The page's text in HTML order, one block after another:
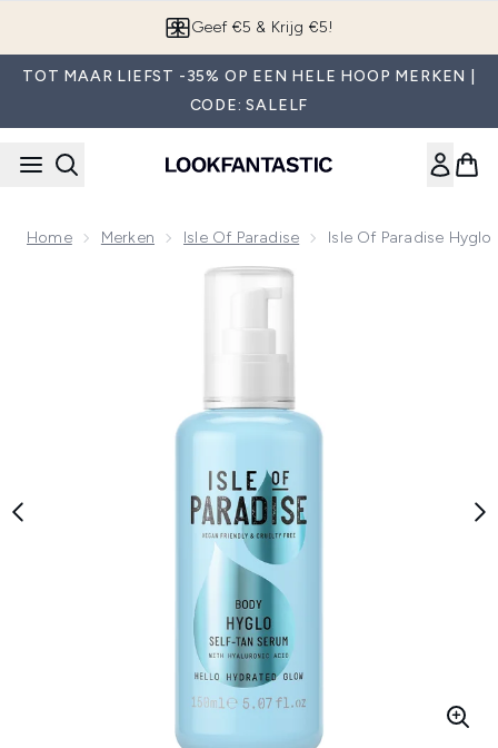
App downloaden
TOT MAAR LIEFST -35% OP EEN HELE HOOP MERKEN |
CODE: SALELF
Home Merken Isle Of Paradise Isle Of Paradise Hyglo
Now showing image 1 Isle of Paradise Hyglo Body 150 ml